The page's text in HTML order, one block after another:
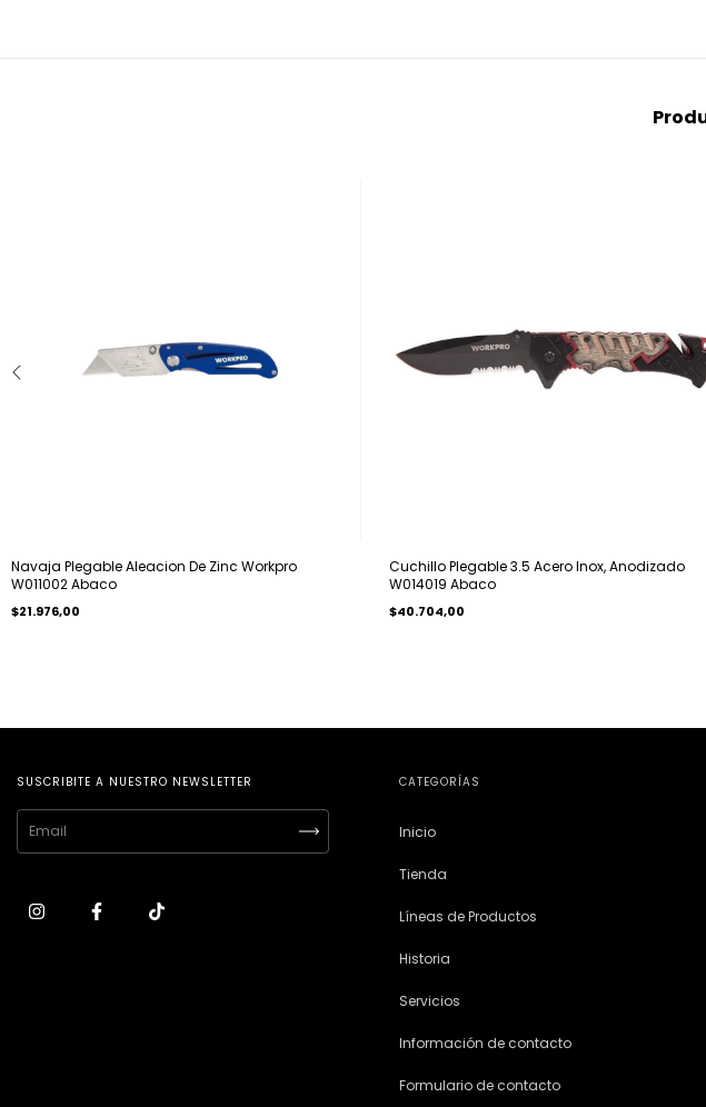
Navaja Plegable Aleacion De Zinc Workpro
W011002 Abaco
$21.976,00
Cuchillo Plegable 3.5 Acero Inox, Anodizado
W014019 Abaco
$40.704,00
SUSCRIBITE A NUESTRO NEWSLETTER CATEGORÍAS
Inicio
Tienda
Líneas de Productos
Historia
Servicios
Información de contacto
Formulario de contacto